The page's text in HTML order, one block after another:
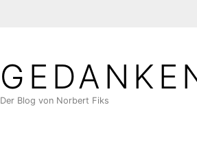
Der Blog von Norbert Fiks